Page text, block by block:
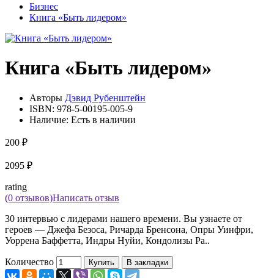
Бизнес
Книга «Быть лидером»
Книга «Быть лидером»
Авторы Дэвид Рубенштейн
ISBN: 978-5-00195-005-9
Наличие: Есть в наличии
200 ₽
2095 ₽
rating
(0 отзывов)Написать отзыв
30 интервью с лидерами нашего времени. Вы узнаете от
героев — Джефа Безоса, Ричарда Бренсона, Опры Уинфри,
Уоррена Баффетта, Индры Нуйи, Кондолизы Ра..
Количество Купить В закладки